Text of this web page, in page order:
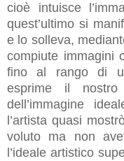
cioè intuisce
quest’ultimo si
e lo solleva,
compiute immagini
fino al rango di
esprime il
dell’immagine
l’artista quasi
voluto ma non
l’ideale artistico